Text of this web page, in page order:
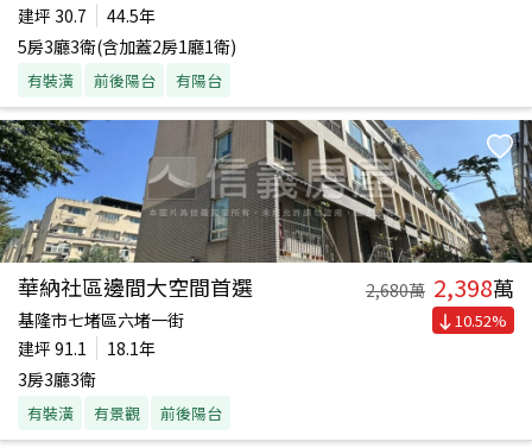
建坪 30.7
44.5年
5房3廳3衛(含加蓋2房1廳1衛)
有裝潢 前後陽台 有陽台
華納社區邊間大空間首選 2,680萬 2,398萬
基隆市七堵區六堵一街
建坪 91.1
18.1年
3房3廳3衛
有裝潢 有景觀 前後陽台
10.52%